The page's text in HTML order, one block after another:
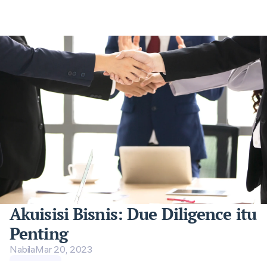
Akuisisi Bisnis: Due Diligence itu
Penting
NabilaMar 20, 2023